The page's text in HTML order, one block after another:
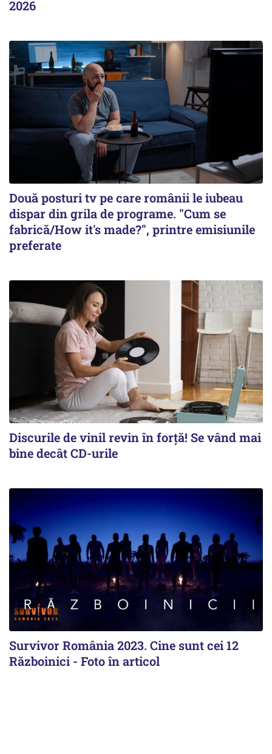
2026
Două posturi tv pe care românii le iubeau
dispar din grila de programe. "Cum se
fabrică/How it's made?", printre emisiunile
preferate
Discurile de vinil revin în forţă! Se vând mai
bine decât CD-urile
Survivor România 2023. Cine sunt cei 12
Războinici - Foto în articol